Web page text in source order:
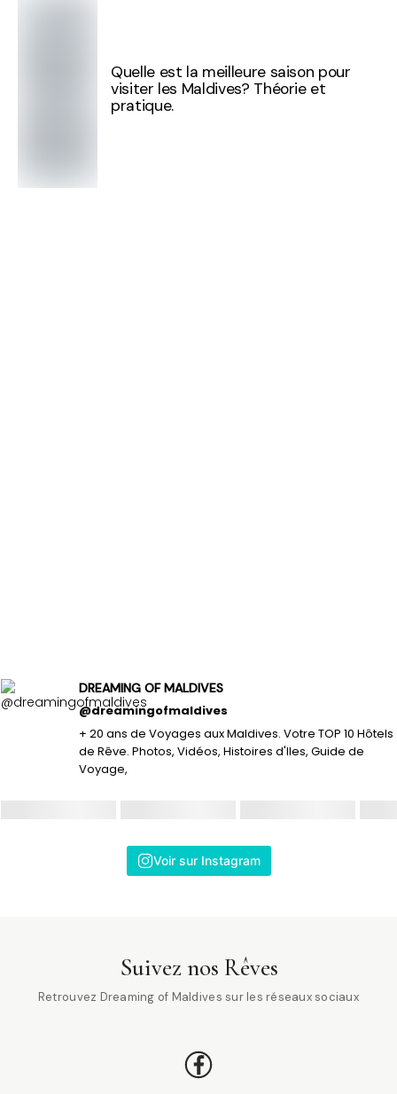
Quelle est la meilleure saison pour
visiter les Maldives? Théorie et
pratique.
DREAMING OF MALDIVES
@dreamingofmaldives
+ 20 ans de Voyages aux Maldives. Votre TOP 10 Hôtels
de Rêve. Photos, Vidéos, Histoires d'Iles, Guide de
Voyage,
Voir sur Instagram
Suivez nos Rêves
Retrouvez Dreaming of Maldives sur les réseaux sociaux